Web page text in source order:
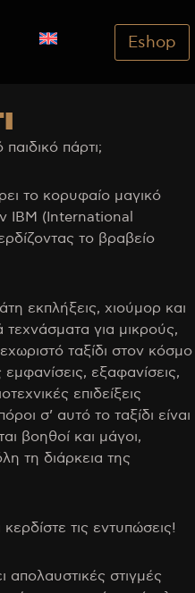
Eshop
παιδικό πάρτι;
το κορυφαίο μαγικό
IBM (International
το βραβείο
εκπλήξεις, χιούμορ και
τεχνάσματα για μικρούς,
ταξίδι στον κόσμο
εξαφανίσεις,
επιδείξεις
σ’ αυτό το ταξίδι είναι
βοηθοί και μάγοι,
τη διάρκεια της
τις εντυπώσεις!
στιγμές